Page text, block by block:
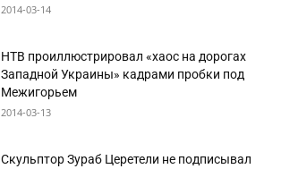
2014-03-14
НТВ проиллюстрировал «хаос на дорогах
Западной Украины» кадрами пробки под
Межигорьем
2014-03-13
Скульптор Зураб Церетели не подписывал